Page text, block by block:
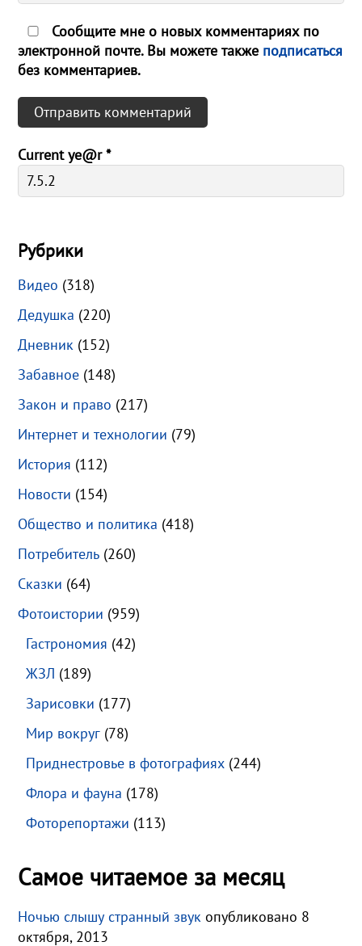
Сообщите мне о новых комментариях по
электронной почте. Вы можете также подписаться
без комментариев.
Current ye@r*
Рубрики
Видео (318)
Дедушка (220)
Дневник (152)
Забавное (148)
Закон и право (217)
Интернет и технологии (79)
История (112)
Новости (154)
Общество и политика (418)
Потребитель (260)
Сказки (64)
Фотоистории (959)
Гастрономия (42)
ЖЗЛ (189)
Зарисовки (177)
Мир вокруг (78)
Приднестровье в фотографиях (244)
Флора и фауна (178)
Фоторепортажи (113)
Самое читаемое за месяц
Ночью слышу странный звук опубликовано 8
октября, 2013